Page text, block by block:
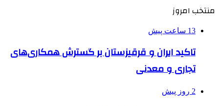
منتخب امروز
13 ساعت پیش
تاکید ایران و قرقیزستان بر گسترش همکاری‌های
تجاری و معدنی
2 روز پیش